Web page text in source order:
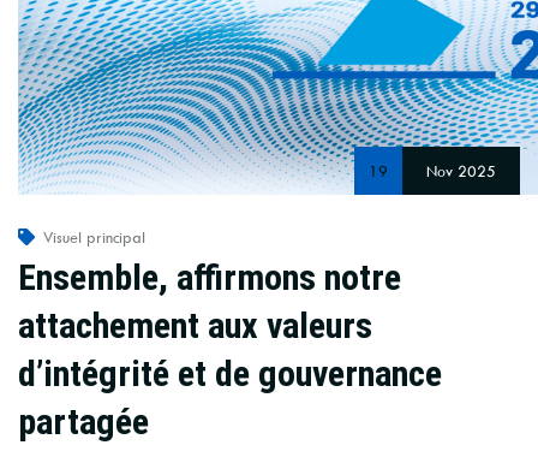
19 Nov 2025
Visuel principal
Ensemble, affirmons notre
attachement aux valeurs
d’intégrité et de gouvernance
partagée